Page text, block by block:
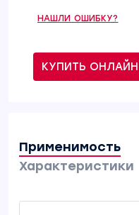
НАШЛИ ОШИБКУ?
КУПИТЬ ОНЛАЙН
Применимость
Характеристики